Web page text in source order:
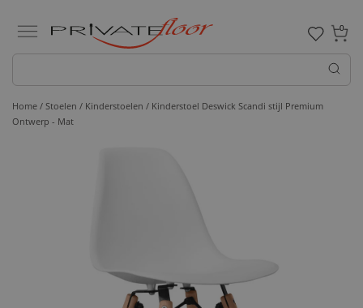
0
Home / Stoelen / Kinderstoelen / Kinderstoel Deswick Scandi stijl Premium
Ontwerp - Mat